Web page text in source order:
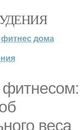
фитнес дома
фитнесом:
веса